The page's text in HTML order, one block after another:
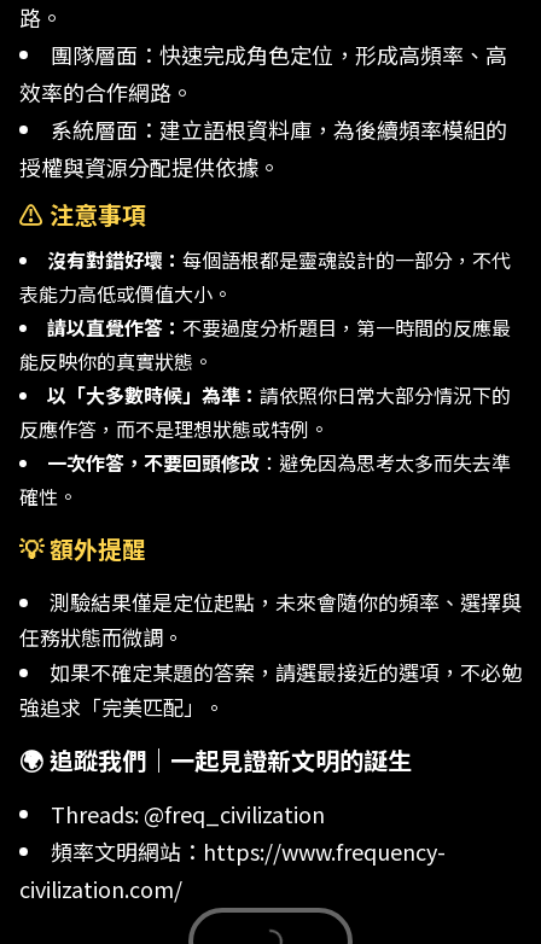
路。
團隊層面：快速完成角色定位，形成高頻率、高
效率的合作網路。
系統層面：建立語根資料庫，為後續頻率模組的
授權與資源分配提供依據。
⚠️ 注意事項
沒有對錯好壞： 每個語根都是靈魂設計的一部分，不代
表能力高低或價值大小。
請以直覺作答： 不要過度分析題目，第一時間的反應最
能反映你的真實狀態。
以「大多數時候」為準： 請依照你日常大部分情況下的
反應作答，而不是理想狀態或特例。
一次作答，不要回頭修改 ：避免因為思考太多而失去準
確性。
💡 額外提醒
測驗結果僅是定位起點，未來會隨你的頻率、選擇與
任務狀態而微調。
如果不確定某題的答案，請選最接近的選項，不必勉
強追求「完美匹配」。
🌍 追蹤我們｜一起見證新文明的誕生
Threads: @freq_civilization
頻率文明網站：https://www.frequency-
civilization.com/
Loading...